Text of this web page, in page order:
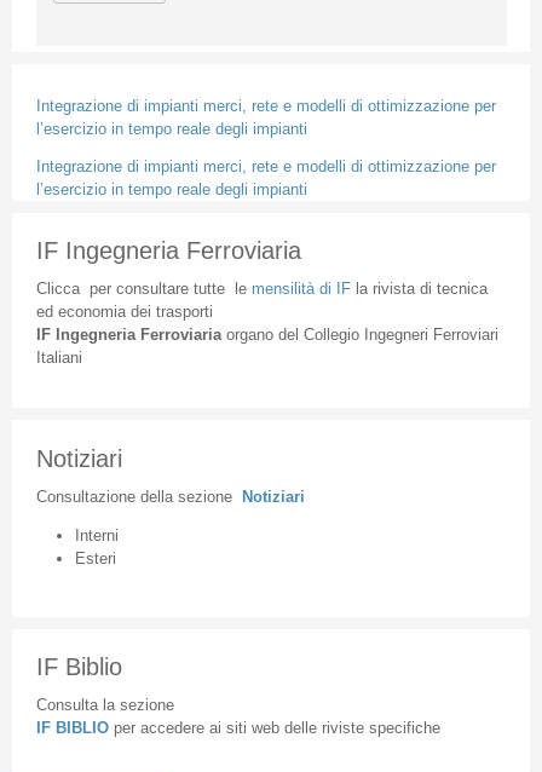
Integrazione di impianti merci, rete e modelli di ottimizzazione per
l’esercizio in tempo reale degli impianti
Integrazione di impianti merci, rete e modelli di ottimizzazione per
l’esercizio in tempo reale degli impianti
IF Ingegneria Ferroviaria
Cliccaper consultare tuttele mensilità di IFla rivista di tecnica
ed economia dei trasporti
IF Ingegneria Ferroviaria organodel Collegio Ingegneri Ferroviari
Italiani
Notiziari
Consultazione della sezione Notiziari
Interni
Esteri
IF Biblio
Consulta la sezione
IF BIBLIO per accedere ai siti web delle riviste specifiche